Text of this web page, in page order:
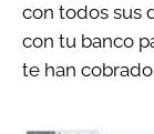
con todos sus
con tu banco
te han